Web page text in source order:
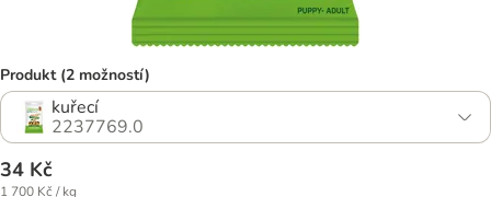
Produkt (2 možností)
kuřecí
2237769.0
34 Kč
1 700 Kč / kg